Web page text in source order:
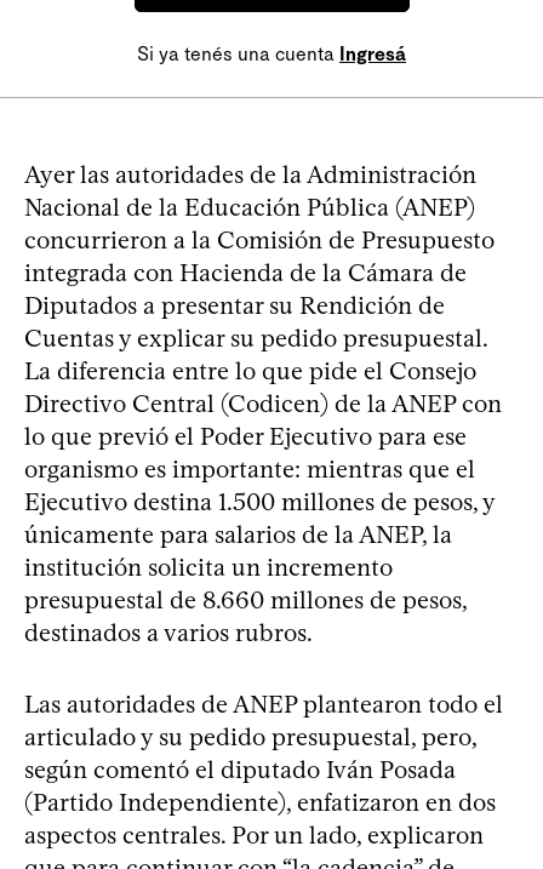
Si ya tenés una cuenta Ingresá
Ayer las autoridades de la Administración
Nacional de la Educación Pública (ANEP)
concurrieron a la Comisión de Presupuesto
integrada con Hacienda de la Cámara de
Diputados a presentar su Rendición de
Cuentas y explicar su pedido presupuestal.
La diferencia entre lo que pide el Consejo
Directivo Central (Codicen) de la ANEP con
lo que previó el Poder Ejecutivo para ese
organismo es importante: mientras que el
Ejecutivo destina 1.500 millones de pesos, y
únicamente para salarios de la ANEP, la
institución solicita un incremento
presupuestal de 8.660 millones de pesos,
destinados a varios rubros.
Las autoridades de ANEP plantearon todo el
articulado y su pedido presupuestal, pero,
según comentó el diputado Iván Posada
(Partido Independiente), enfatizaron en dos
aspectos centrales. Por un lado, explicaron